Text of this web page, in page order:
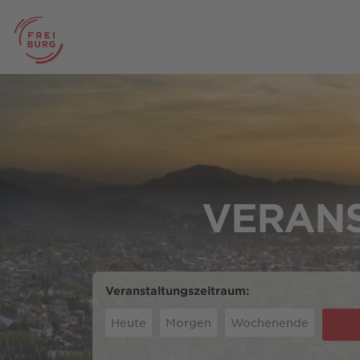
Veranstaltungszeitraum:
Heute Morgen Wochenende